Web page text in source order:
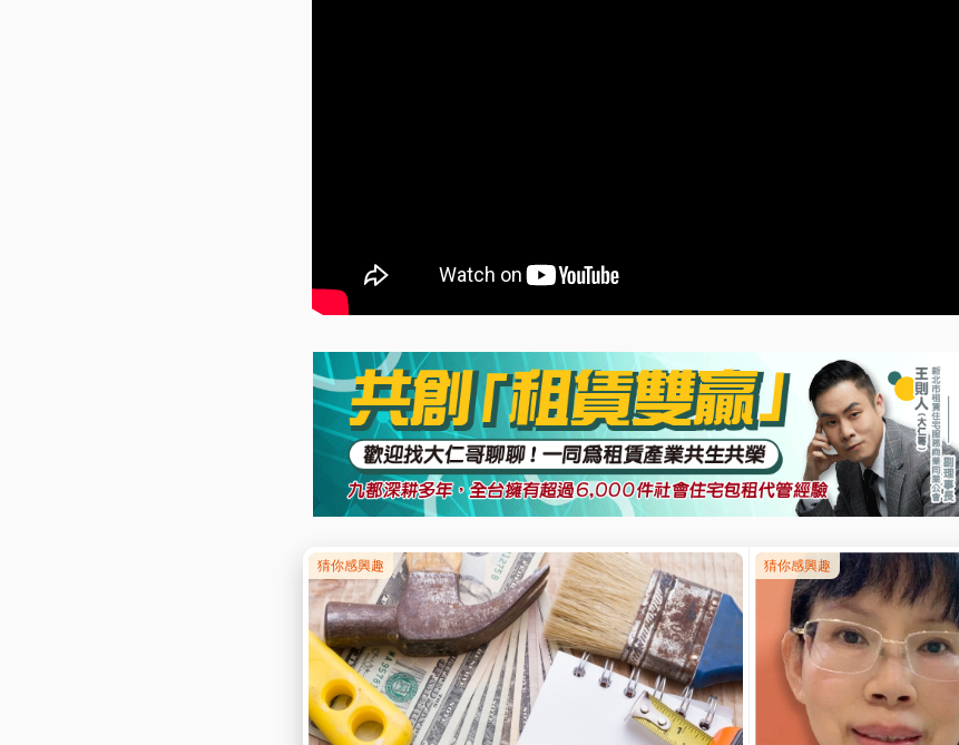
「從心出發．用心服務」星鴻租管真誠傾聽每一位房東及房客的聲音，因為我們
深信好的住宅環境能帶給人們更多的幸福感，服務不是SOP，而是對您不著痕跡
的貼心與用心。快加入 Line@諮詢更多資訊，星鴻用心為您管好宅，找好宅！